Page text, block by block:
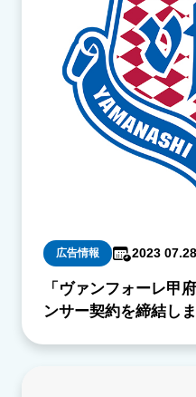
広告情報 2023 07.28
「ヴァンフォーレ甲
ンサー契約を締結し